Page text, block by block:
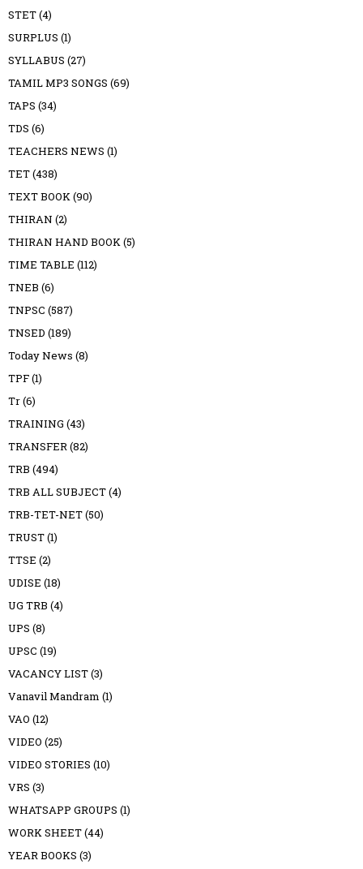
STET(4)
SURPLUS (1)
SYLLABUS (27)
TAMIL MP3 SONGS (69)
TAPS (34)
TDS (6)
TEACHERS NEWS (1)
TET(438)
TEXT BOOK(90)
THIRAN (2)
THIRAN HAND BOOK(5)
TIME TABLE (112)
TNEB (6)
TNPSC (587)
TNSED (189)
Today News (8)
TPF(1)
Tr(6)
TRAINING (43)
TRANSFER(82)
TRB (494)
TRB ALL SUBJECT(4)
TRB-TET-NET(50)
TRUST(1)
TTSE (2)
UDISE (18)
UG TRB (4)
UPS (8)
UPSC (19)
VACANCY LIST(3)
Vanavil Mandram (1)
VAO (12)
VIDEO (25)
VIDEO STORIES (10)
VRS (3)
WHATSAPP GROUPS (1)
WORK SHEET(44)
YEAR BOOKS (3)